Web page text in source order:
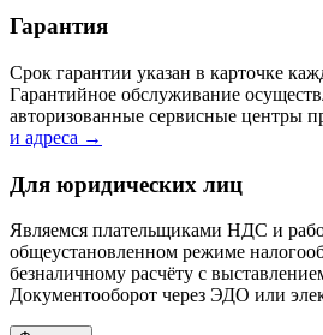
Гарантия
Срок гарантии указан в карточке
Гарантийное обслуживание
авторизованные сервисные центры
и адреса →
Для юридических лиц
Являемся плательщиками НДС и
общеустановленном режиме
безналичному расчёту с
Документооборот через ЭДО или